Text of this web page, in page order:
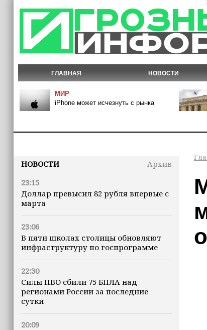
ГЛАВНАЯ НОВОСТИ
МИР
iPhone может исчезнуть с рынка
НОВОСТИ
Архив
23:15
Доллар превысил 82 рубля впервые с
марта
23:06
В пяти школах столицы обновляют
инфраструктуру по госпрограмме
22:30
Силы ПВО сбили 75 БПЛА над
регионами России за последние
сутки
20:09